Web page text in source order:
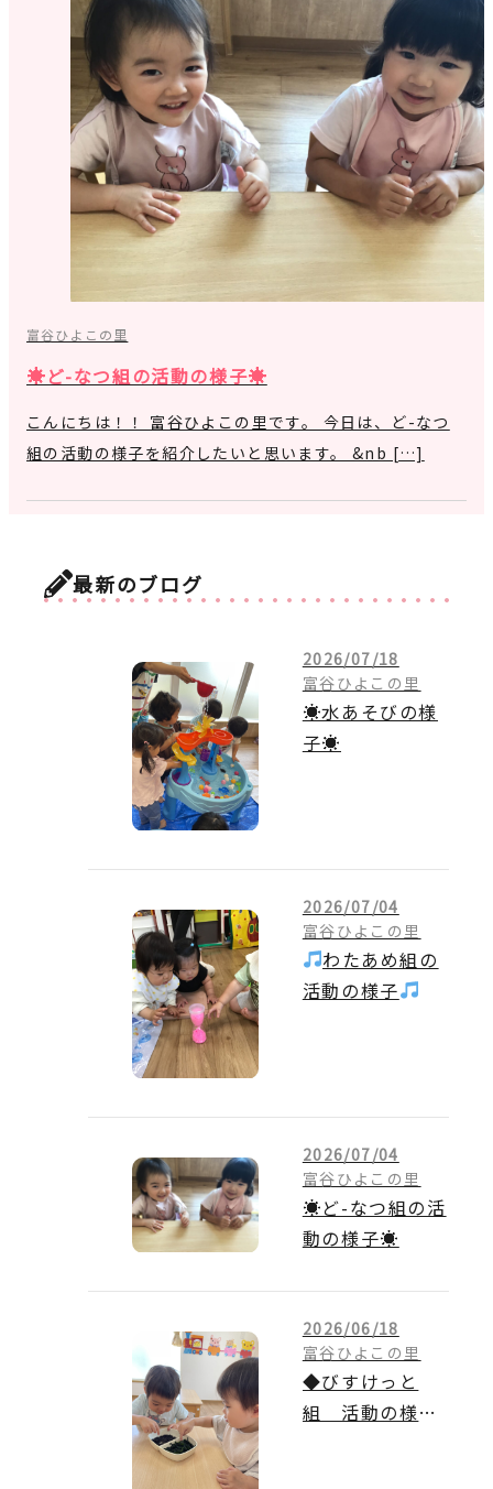
富谷ひよこの里
☀ど-なつ組の活動の様子☀
こんにちは！！ 富谷ひよこの里です。 今日は、ど-なつ
組の活動の様子を紹介したいと思います。 &nb […]
最新のブログ
2026/07/18
富谷ひよこの里
☀水あそびの様
子☀
2026/07/04
富谷ひよこの里
わたあめ組の
活動の様子
2026/07/04
富谷ひよこの里
☀ど-なつ組の活
動の様子☀
2026/06/18
富谷ひよこの里
◆びすけっと
組 活動の様子